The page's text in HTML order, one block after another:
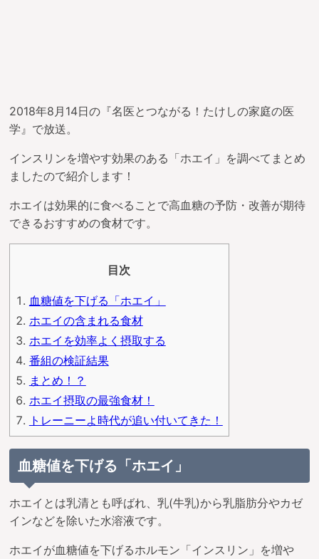
2018年8月14日の『名医とつながる！たけしの家庭の医
学』で放送。
インスリンを増やす効果のある「ホエイ」を調べてまとめ
ましたので紹介します！
ホエイは効果的に食べることで高血糖の予防・改善が期待
できるおすすめの食材です。
目次
血糖値を下げる「ホエイ」
ホエイの含まれる食材
ホエイを効率よく摂取する
番組の検証結果
まとめ！？
ホエイ摂取の最強食材！
トレーニーよ時代が追い付いてきた！
血糖値を下げる「ホエイ」
ホエイとは乳清とも呼ばれ、乳(牛乳)から乳脂肪分やカゼ
インなどを除いた水溶液です。
ホエイが血糖値を下げるホルモン「インスリン」を増や